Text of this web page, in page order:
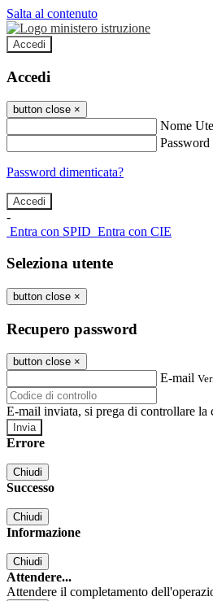
Salta al contenuto
Accedi
Accedi
button close ×
Nome
Password
Password dimenticata?
-
Entra con SPID Entra con CIE
Seleziona utente
button close ×
Recupero password
button close ×
E-mail
E-mail inviata, si prega di controllare la
Errore
Chiudi
Successo
Chiudi
Informazione
Chiudi
Attendere...
Attendere il completamento